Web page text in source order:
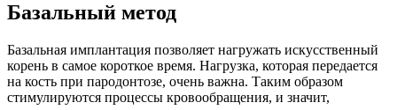
Базальный метод
Базальная имплантация позволяет нагружать искусственный
корень в самое короткое время. Нагрузка, которая передается
на кость при пародонтозе, очень важна. Таким образом
стимулируются процессы кровообращения, и значит,